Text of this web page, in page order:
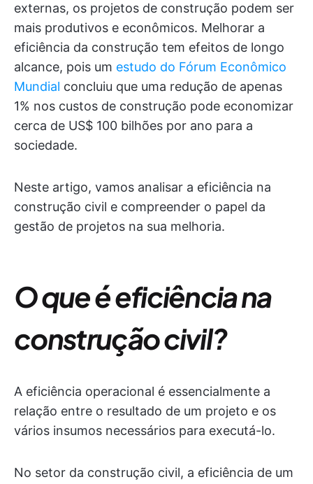
externas, os projetos de construção podem ser
mais produtivos e econômicos. Melhorar a
eficiência da construção tem efeitos de longo
alcance, pois um estudo do Fórum Econômico
Mundial concluiu que uma redução de apenas
1% nos custos de construção pode economizar
cerca de US$ 100 bilhões por ano para a
sociedade.
Neste artigo, vamos analisar a eficiência na
construção civil e compreender o papel da
gestão de projetos na sua melhoria.
O que é eficiência na
construção civil?
A eficiência operacional é essencialmente a
relação entre o resultado de um projeto e os
vários insumos necessários para executá-lo.
No setor da construção civil, a eficiência de um